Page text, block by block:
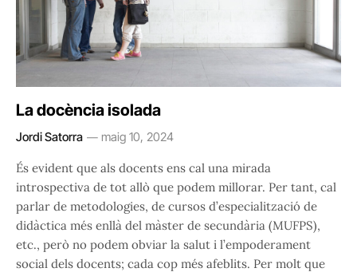
La docència isolada
Jordi Satorra maig 10, 2024
És evident que als docents ens cal una mirada
introspectiva de tot allò que podem millorar. Per tant, cal
parlar de metodologies, de cursos d’especialització de
didàctica més enllà del màster de secundària (MUFPS),
etc., però no podem obviar la salut i l’empoderament
social dels docents; cada cop més afeblits. Per molt que